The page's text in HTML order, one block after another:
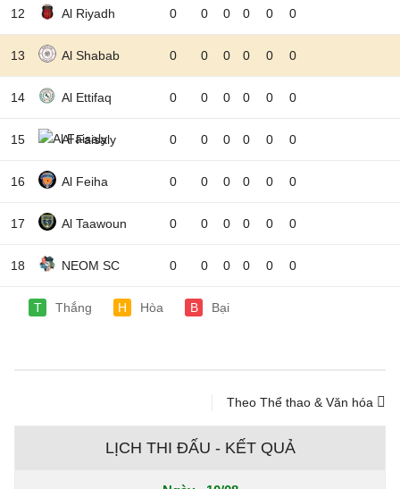
12 Al Riyadh 0 0 0 0 0 0
13 Al Shabab 0 0 0 0 0 0
14 Al Ettifaq 0 0 0 0 0 0
15 Al Faisaly 0 0 0 0 0 0
16 Al Feiha 0 0 0 0 0 0
17 Al Taawoun 0 0 0 0 0 0
18 NEOM SC 0 0 0 0 0 0
T Thắng H Hòa B Bại
Theo Thể thao & Văn hóa
LỊCH THI ĐẤU - KẾT QUẢ